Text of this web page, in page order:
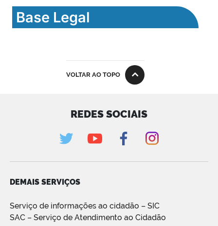
Base Legal
VOLTAR AO TOPO
REDES SOCIAIS
DEMAIS SERVIÇOS
Serviço de informações ao cidadão – SIC
SAC – Serviço de Atendimento ao Cidadão